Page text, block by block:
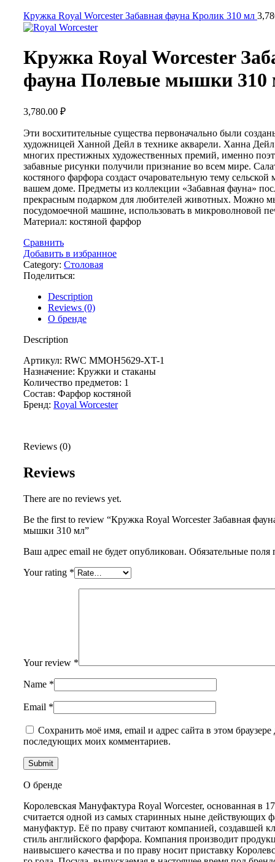
Кружка Royal Worcester Забавная фауна Кролик 310 мл
Кружка Royal Worcester
фауна Полевые мышки 310
3,780.00 ₽
Эти восхитительные существа первоначально были
художницей Ханной Дейл в технике акварели. Ханна Дейл
многих престижных художественных премий, именно
забавные рисунки получили признание во всем мире.
костяного фарфора создаст очаровательную тему сельской
вашем доме. Предметы из коллекции «Забавная фауна»
прекрасным подарком для любителей животных. Можно
посудомоечной машине, использовать в микроволновой
Материал: костяной фарфор
Сравнить
Добавить в избранное
Category: Столовая
Поделиться:
Description
Reviews (0)
О бренде
Description
Артикул: RWC MMOH5629-XT-1
Назначение: Кружки и стаканы
Количество предметов: 1
Состав: Фарфор костяной
Бренд: Royal Worcester
Reviews (0)
Reviews
There are no reviews yet.
Be the first to review “Кружка Royal Worcester Забавная
мышки 310 мл”
Ваш адрес email не будет опубликован. Обязательные
Your rating *
Your review *
Name *
Email *
Сохранить моё имя, email и адрес сайта в этом браузере
последующих моих комментариев.
О бренде
Королевская Мануфактура Royal Worcester, основанная в
считается одной из самых старинных ныне действующих
мануфактур. Её по праву считают компанией, создавшей
стиль английского фарфора. Компания производит
наивысшего качества и по праву носит приставку